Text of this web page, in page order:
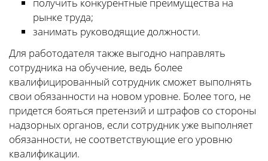
рынке труда;
занимать руководящие должности.
Для работодателя также выгодно направлять
сотрудника на обучение, ведь более
квалифицированный сотрудник сможет выполнять
свои обязанности на новом уровне. Более того, не
придется бояться претензий и штрафов со стороны
надзорных органов, если сотрудник уже выполняет
обязанности, не соответствующие его уровню
квалификации.